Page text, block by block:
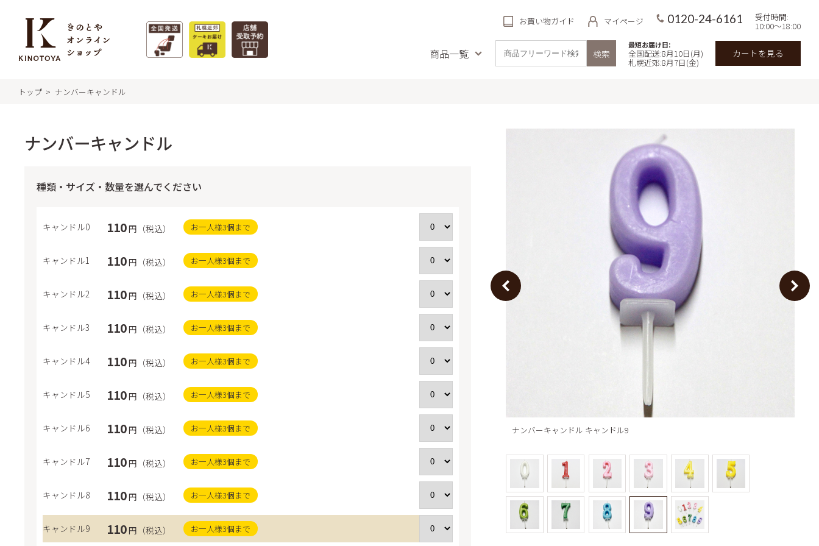
お買い物ガイド マイページ 0120-24-6161 受付時間:
10:00～18:00
商品一覧 検索
最短お届け日:
全国配送:8月10日(月)
札幌近郊:8月7日(金)
カートを見る
特集 - 季節のおすすめ
【冷凍】極上牛乳ソフトのクリー
福かしわ
リーフパイ
ガレットブルトンヌ・ダ
ックワーズ
きのとやクッキー
バームクーヘン
プレミアムパウンド
ユートピアの平飼いたま
ご・ユートピアのおいし
フレッシュゼリー
バームクーヘン
パウンドケーキ
商品一覧
～3,000円
3,000円～5,000円
5,000円～7,000円
7,000円～
入数で探す
～5個
～10個
～15個
16個以上
トップ ナンバーキャンドル
ナンバーキャンドル
キャンドル7 ナンバーキャンドル キャンドル8 ナンバーキャンドル キャンドル9
種類・サイズ・数量を選んでください
キャンドル0 110円（税込） お一人様3個まで
キャンドル1 110円（税込） お一人様3個まで
キャンドル2 110円（税込） お一人様3個まで
キャンドル3 110円（税込） お一人様3個まで
キャンドル4 110円（税込） お一人様3個まで
キャンドル5 110円（税込） お一人様3個まで
キャンドル6 110円（税込） お一人様3個まで
キャンドル7 110円（税込） お一人様3個まで
キャンドル8 110円（税込） お一人様3個まで
キャンドル9 110円（税込） お一人様3個まで